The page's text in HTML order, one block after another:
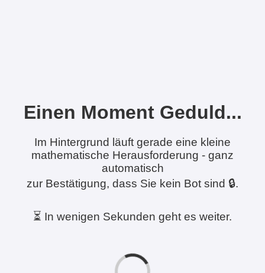
Einen Moment Geduld...
Im Hintergrund läuft gerade eine kleine
mathematische Herausforderung - ganz
automatisch
zur Bestätigung, dass Sie kein Bot sind 🔒.
⏳ In wenigen Sekunden geht es weiter.